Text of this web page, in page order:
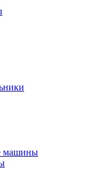
машины